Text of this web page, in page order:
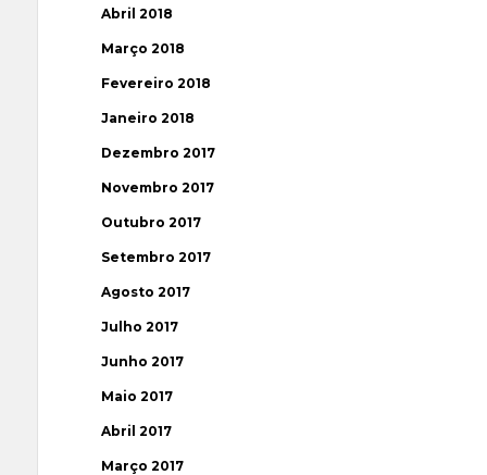
Abril 2018
Março 2018
Fevereiro 2018
Janeiro 2018
Dezembro 2017
Novembro 2017
Outubro 2017
Setembro 2017
Agosto 2017
Julho 2017
Junho 2017
Maio 2017
Abril 2017
Março 2017